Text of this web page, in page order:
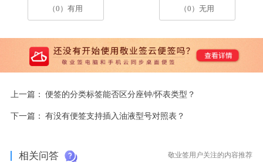
（0）有用 （0）无用
上一篇： 便签的分类标签能否区分座钟/怀表类型？
下一篇： 有没有便签支持插入油液型号对照表？
相关问答 敬业签用户关注的内容推荐